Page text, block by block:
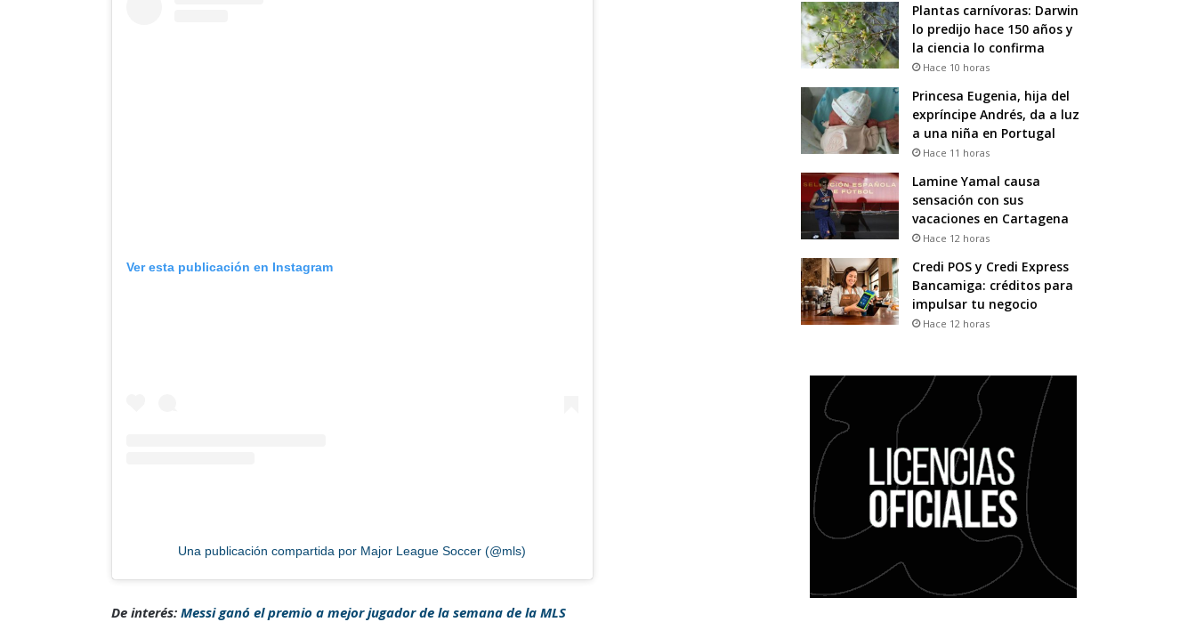
Ver esta publicación en Instagram
Una publicación compartida por Major League Soccer (@mls)
De interés: Messi ganó el premio a mejor jugador de la semana de la MLS
Plantas carnívoras: Darwin
lo predijo hace 150 años y
la ciencia lo confirma
Hace 10 horas
Princesa Eugenia, hija del
expríncipe Andrés, da a luz
a una niña en Portugal
Hace 11 horas
Lamine Yamal causa
sensación con sus
vacaciones en Cartagena
Hace 12 horas
Credi POS y Credi Express
Bancamiga: créditos para
impulsar tu negocio
Hace 12 horas